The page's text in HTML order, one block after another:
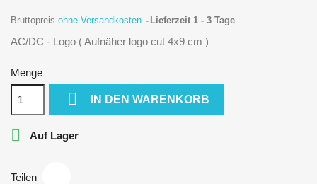
Bruttopreis ohne Versandkosten Lieferzeit 1 - 3 Tage
AC/DC - Logo ( Aufnäher logo cut 4x9 cm )
Menge
 IN DEN WARENKORB
 Auf Lager
Teilen